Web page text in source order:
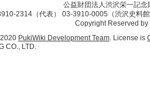
公益財団法人渋沢栄一記
2314（代表） 03-3910-0005（渋沢史料
Copyright Reserved
PukiWiki Development Team. License is
CO., LTD.